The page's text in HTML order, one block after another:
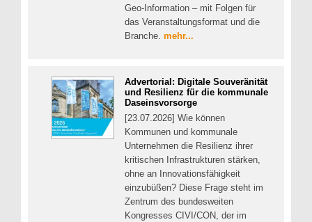
Geo-Information – mit Folgen für
das Veranstaltungsformat und die
Branche. mehr...
Advertorial: Digitale Souveränität
und Resilienz für die kommunale
Daseinsvorsorge
[23.07.2026] Wie können
Kommunen und kommunale
Unternehmen die Resilienz ihrer
kritischen Infrastrukturen stärken,
ohne an Innovationsfähigkeit
einzubüßen? Diese Frage steht im
Zentrum des bundesweiten
Kongresses CIVI/CON, der im